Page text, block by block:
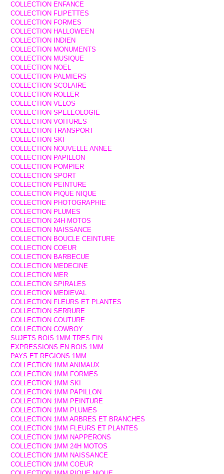
COLLECTION ENFANCE
COLLECTION FLIPETTES
COLLECTION FORMES
COLLECTION HALLOWEEN
COLLECTION INDIEN
COLLECTION MONUMENTS
COLLECTION MUSIQUE
COLLECTION NOEL
COLLECTION PALMIERS
COLLECTION SCOLAIRE
COLLECTION ROLLER
COLLECTION VELOS
COLLECTION SPELEOLOGIE
COLLECTION VOITURES
COLLECTION TRANSPORT
COLLECTION SKI
COLLECTION NOUVELLE ANNEE
COLLECTION PAPILLON
COLLECTION POMPIER
COLLECTION SPORT
COLLECTION PEINTURE
COLLECTION PIQUE NIQUE
COLLECTION PHOTOGRAPHIE
COLLECTION PLUMES
COLLECTION 24H MOTOS
COLLECTION NAISSANCE
COLLECTION BOUCLE CEINTURE
COLLECTION COEUR
COLLECTION BARBECUE
COLLECTION MEDECINE
COLLECTION MER
COLLECTION SPIRALES
COLLECTION MEDIEVAL
COLLECTION FLEURS ET PLANTES
COLLECTION SERRURE
COLLECTION COUTURE
COLLECTION COWBOY
SUJETS BOIS 1MM TRES FIN
EXPRESSIONS EN BOIS 1MM
PAYS ET REGIONS 1MM
COLLECTION 1MM ANIMAUX
COLLECTION 1MM FORMES
COLLECTION 1MM SKI
COLLECTION 1MM PAPILLON
COLLECTION 1MM PEINTURE
COLLECTION 1MM PLUMES
COLLECTION 1MM ARBRES ET BRANCHES
COLLECTION 1MM FLEURS ET PLANTES
COLLECTION 1MM NAPPERONS
COLLECTION 1MM 24H MOTOS
COLLECTION 1MM NAISSANCE
COLLECTION 1MM COEUR